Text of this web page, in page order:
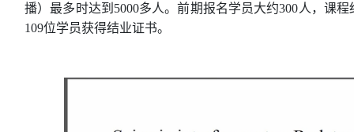
播）最多时达到5000多人。前期报名学员大约300人，课
109位学员获得结业证书。